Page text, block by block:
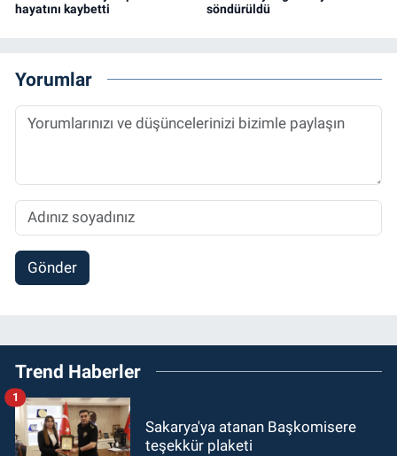
hayatını kaybetti
söndürüldü
Yorumlar
Gönder
Trend Haberler
Sakarya'ya atanan Başkomisere
teşekkür plaketi
1